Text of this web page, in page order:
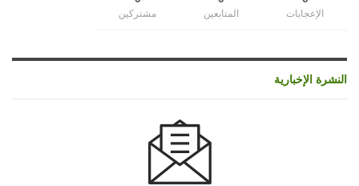
الإعجابات المتابعين مشتركين
النشرة الإخبارية